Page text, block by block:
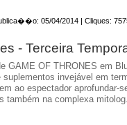
05/04/2014 | Cliques:
- Terceira
GAME OF THRONES em
suplementos invejável em
ao espectador aprofundar-
também na complexa